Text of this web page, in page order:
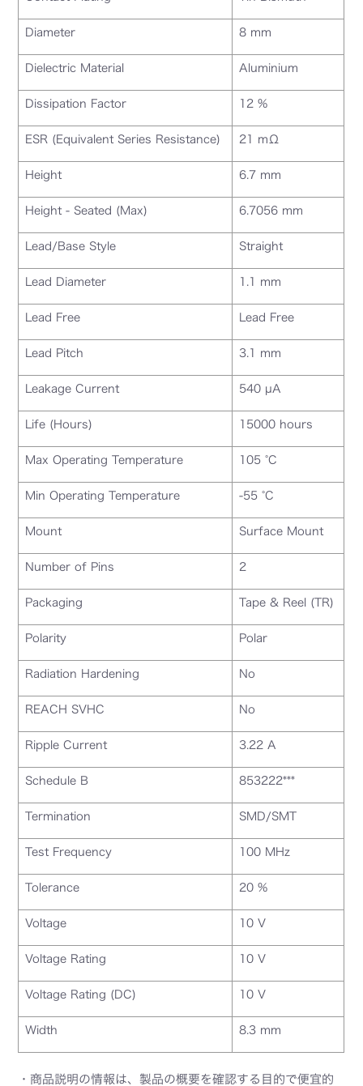
Diameter 8 mm
Dielectric Material Aluminium
Dissipation Factor 12 %
ESR (Equivalent Series Resistance) 21 mΩ
Height 6.7 mm
Height - Seated (Max) 6.7056 mm
Lead/Base Style Straight
Lead Diameter 1.1 mm
Lead Free Lead Free
Lead Pitch 3.1 mm
Leakage Current 540 µA
Life (Hours) 15000 hours
Max Operating Temperature 105 °C
Min Operating Temperature -55 °C
Mount Surface Mount
Number of Pins 2
Packaging Tape & Reel (TR)
Polarity Polar
Radiation Hardening No
REACH SVHC No
Ripple Current 3.22 A
Schedule B 853222***
Termination SMD/SMT
Test Frequency 100 MHz
Tolerance 20 %
Voltage 10 V
Voltage Rating 10 V
Voltage Rating (DC) 10 V
Width 8.3 mm
・商品説明の情報は、製品の概要を確認する目的で便宜的